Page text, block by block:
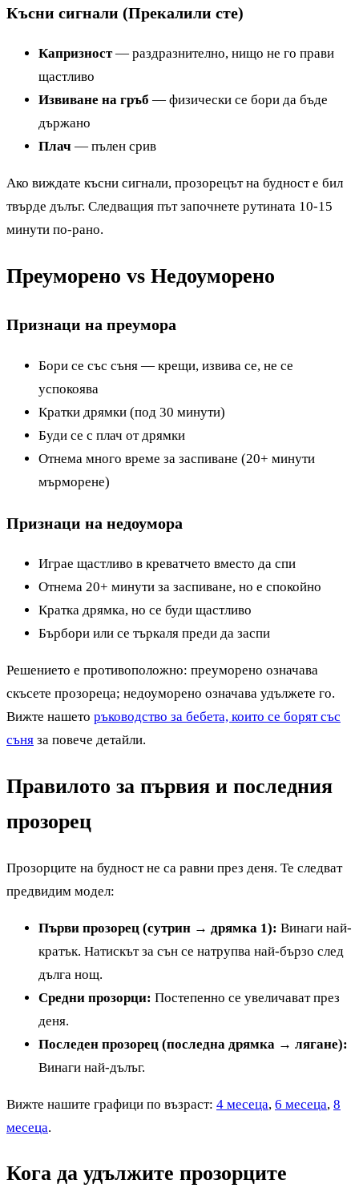
Късни сигнали (Прекалили сте)
Капризност— раздразнително, нищо не го прави
щастливо
Извиване на гръб — физически се бори да бъде
държано
Плач — пълен срив
Ако виждате късни сигнали, прозорецът на будност е бил
твърде дълъг. Следващия път започнете рутината 10-15
минути по-рано.
Преуморено vs Недоуморено
Признаци на преумора
Бори се със съня — крещи, извива се, не се
успокоява
Кратки дрямки (под 30 минути)
Буди се с плач от дрямки
Отнема много време за заспиване (20+ минути
мърморене)
Признаци на недоумора
Играе щастливо в креватчето вместо да спи
Отнема 20+ минути за заспиване, но е спокойно
Кратка дрямка, но се буди щастливо
Бърбори или се търкаля преди да заспи
Решението е противоположно: преуморено означава
скъсете прозореца; недоуморено означава удължете го.
Вижте нашето ръководство за бебета, които се борят със
съня за повече детайли.
Правилото за първия и последния
прозорец
Прозорците на будност не са равни през деня. Те следват
предвидим модел:
Първи прозорец (сутрин → дрямка 1): Винаги най-
кратък. Натискът за сън се натрупва най-бързо след
дълга нощ.
Средни прозорци: Постепенно се увеличават през
деня.
Последен прозорец (последна дрямка → лягане):
Винаги най-дълъг.
Вижте нашите графици по възраст: 4 месеца, 6 месеца, 8
месеца.
Кога да удължите прозорците